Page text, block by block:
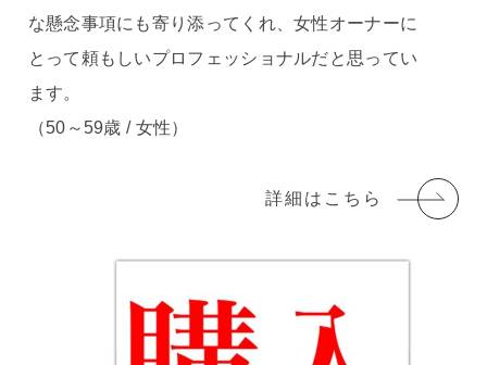
な懸念事項にも寄り添ってくれ、女性オーナーに
とって頼もしいプロフェッショナルだと思ってい
ます。
（50～59歳 / 女性）
詳細はこちら